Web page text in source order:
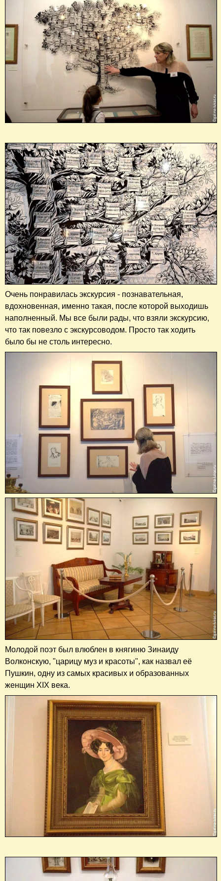
Очень понравилась экскурсия - познавательная,
вдохновенная, именно такая, после которой выходишь
наполненный. Мы все были рады, что взяли экскурсию,
что так повезло с экскурсоводом. Просто так ходить
было бы не столь интересно.
Молодой поэт был влюблен в княгиню Зинаиду
Волконскую, "царицу муз и красоты", как назвал её
Пушкин, одну из самых красивых и образованных
женщин XIX века.